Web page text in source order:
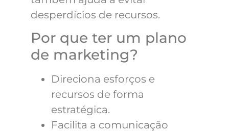
desperdícios de recursos.
Por que ter um plano
de marketing?
Direciona esforços e
recursos de forma
estratégica.
Facilita a comunicação